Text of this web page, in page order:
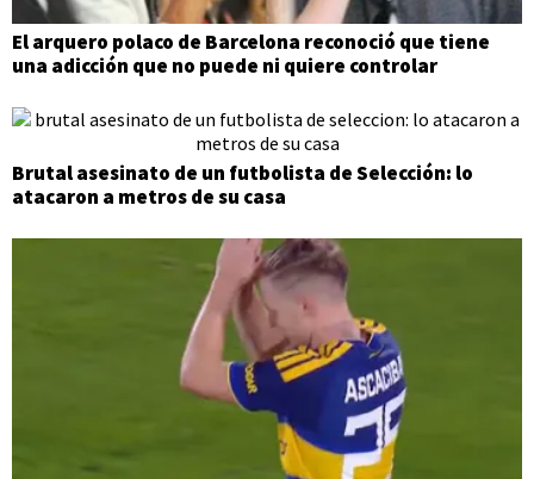
El arquero polaco de Barcelona reconoció que tiene
una adicción que no puede ni quiere controlar
Brutal asesinato de un futbolista de Selección: lo
atacaron a metros de su casa